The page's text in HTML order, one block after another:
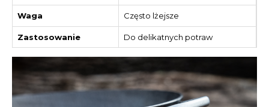
Waga Często lżejsze
Zastosowanie Do delikatnych potraw